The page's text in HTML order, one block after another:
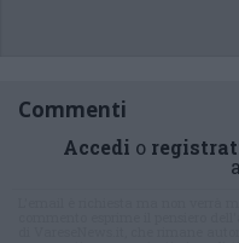
Commenti
Accedi o